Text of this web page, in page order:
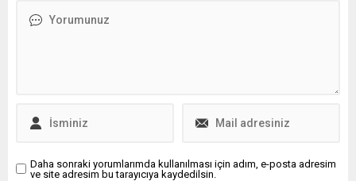
teslimatı gerçekleştirdi.
Daha sonraki yorumlarımda kullanılması için adım, e-posta adresim
ve site adresim bu tarayıcıya kaydedilsin.